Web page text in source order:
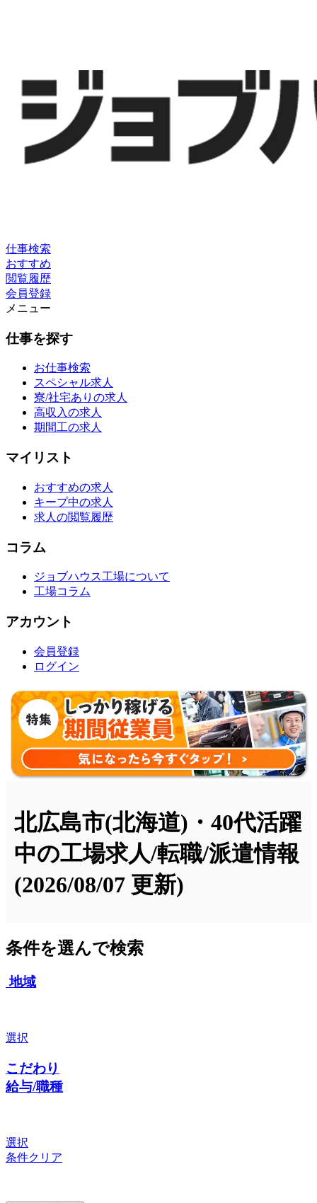
仕事検索
おすすめ
閲覧履歴
会員登録
メニュー
仕事を探す
お仕事検索
スペシャル求人
寮/社宅ありの求人
高収入の求人
期間工の求人
マイリスト
おすすめの求人
キープ中の求人
求人の閲覧履歴
コラム
ジョブハウス工場について
工場コラム
アカウント
会員登録
ログイン
北広島市(北海道)・40代活躍
中の工場求人/転職/派遣情報
(2026/08/07 更新)
条件を選んで検索
地域
選択
こだわり
給与/職種
選択
条件クリア